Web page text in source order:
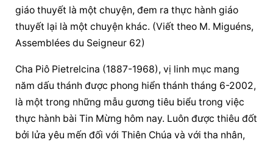
giáo thuyết là một chuyện, đem ra thực hành giáo
thuyết lại là một chuyện khác. (Viết theo M. Miguéns,
Assemblées du Seigneur 62)
Cha Piô Pietrelcina (1887-1968), vị linh mục mang
năm dấu thánh được phong hiển thánh tháng 6-2002,
là một trong những mẫu gương tiêu biểu trong việc
thực hành bài Tin Mừng hôm nay. Luôn được thiêu đốt
bởi lửa yêu mến đối với Thiên Chúa và với tha nhân,